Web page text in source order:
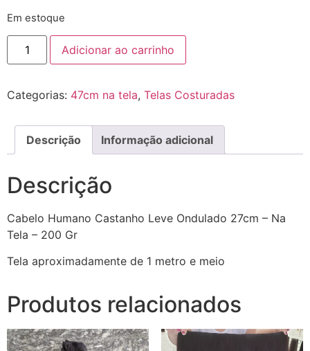
Em estoque
Adicionar ao carrinho
Categorias: 47cm na tela, Telas Costuradas
Descrição Informação adicional
Descrição
Cabelo Humano Castanho Leve Ondulado 27cm – Na
Tela – 200 Gr
Tela aproximadamente de 1 metro e meio
Produtos relacionados